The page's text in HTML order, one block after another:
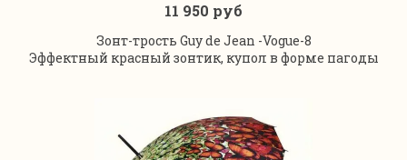
11 950 руб
Зонт-трость Guy de Jean -Vogue-8
Эффектный красный зонтик, купол в форме пагоды